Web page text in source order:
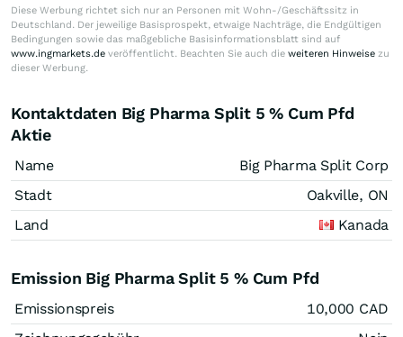
Diese Werbung richtet sich nur an Personen mit Wohn-/Geschäftssitz in
Deutschland. Der jeweilige Basisprospekt, etwaige Nachträge, die Endgültigen
Bedingungen sowie das maßgebliche Basisinformationsblatt sind auf
www.ingmarkets.de veröffentlicht. Beachten Sie auch die weiteren Hinweise zu
dieser Werbung.
Kontaktdaten Big Pharma Split 5 % Cum Pfd
Aktie
Name
Big Pharma Split Corp
Stadt
Oakville, ON
Land
Kanada
Emission Big Pharma Split 5 % Cum Pfd
Emissionspreis 10,000 CAD